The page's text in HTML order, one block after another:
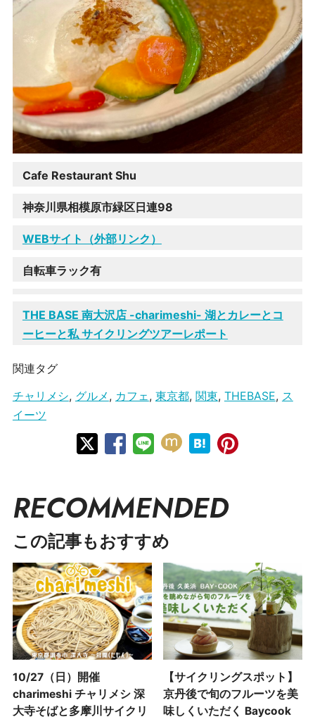
Cafe Restaurant Shu
神奈川県相模原市緑区日連98
WEBサイト（外部リンク）
自転車ラック有
THE BASE 南大沢店 -charimeshi- 湖とカレーとコ
ーヒーと私 サイクリングツアーレポート
関連タグ
チャリメシ, グルメ , カフェ , 東京都, 関東, THEBASE, ス
イーツ
RECOMMENDED
この記事もおすすめ
10/27（日）開催
charimeshi チャリメシ 深
大寺そばと多摩川サイクリ
【サイクリングスポット】
京丹後で旬のフルーツを美
味しくいただく Baycook